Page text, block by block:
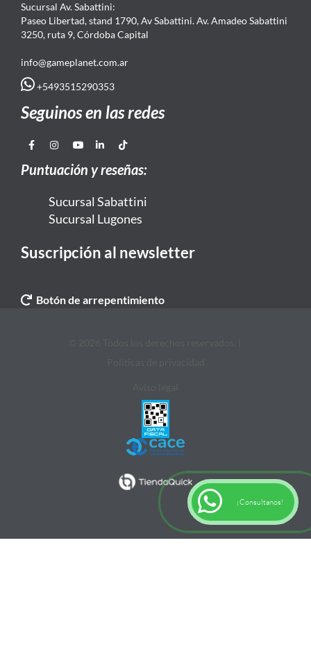
Sucursal Av. Sabattini:
Paseo Libertad, stand 1790, Av Sabattini. Av. Amadeo Sabattini
3250, ruta 9, Córdoba Capital
info@gameplanet.com.ar
+5493515290353
Seguinos en las redes
Puntuación y reseñas:
Sucursal Sabattini
Sucursal Lugones
Suscripción al newsletter
Botón de arrepentimiento
¡Consultanos!